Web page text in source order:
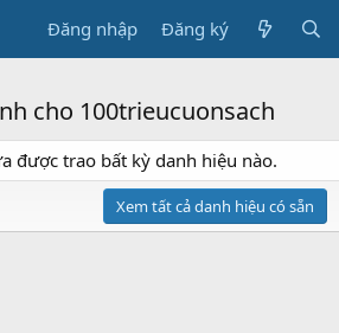
Đăng nhập Đăng ký
cho 100trieucuonsach
được trao bất kỳ danh hiệu nào.
Xem tất cả danh hiệu có sẵn